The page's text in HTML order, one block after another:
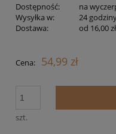
Dostępność:
na
Wysyłka w:
24
Dostawa:
od 16,00 zł
Cena nie zawiera
Cena: 54,99 zł
szt.